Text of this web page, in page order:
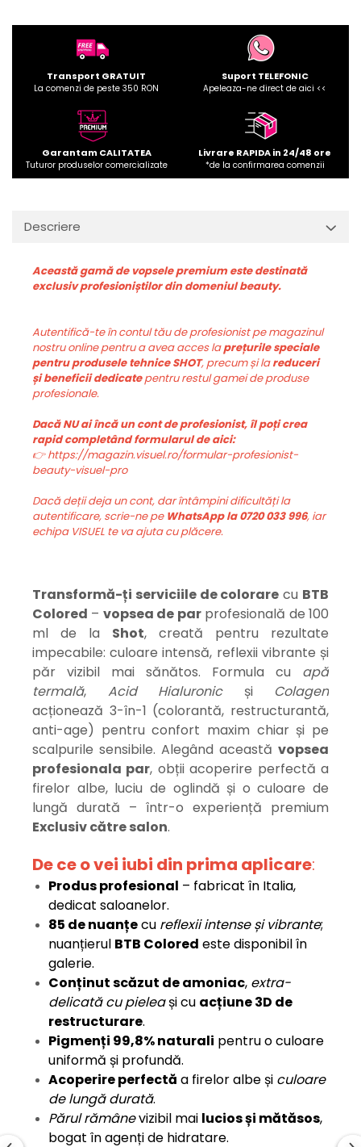
Transport GRATUIT
La comenzi de peste 350 RON
Suport TELEFONIC
Apeleaza-ne direct de aici <<
Garantam CALITATEA
Tuturor produselor comercializate
Livrare RAPIDA in 24/48 ore
*de la confirmarea comenzii
Descriere
Această gamă de vopsele premium este destinată
exclusiv profesioniștilor din domeniul beauty.
Autentifică-te în contul tău de profesionist pe magazinul
nostru online pentru a avea acces laprețurile speciale
pentru produsele tehnice SHOT, precum și lareduceri
și beneficii dedicatepentru restul gamei de produse
profesionale.
Dacă NU ai încă un cont de profesionist, îl poți crea
rapid completând formularul de aici:
👉 https://magazin.visuel.ro/formular-profesionist-
beauty-visuel-pro
Dacă deții deja un cont, dar întâmpini dificultăți la
autentificare, scrie-ne pe WhatsApp la 0720 033 996, iar
echipa VISUEL te va ajuta cu plăcere.
Transformă-ți serviciile de colorare cu BTB
Colored – vopsea de parprofesională de 100
ml de la Shot, creată pentru rezultate
impecabile: culoare intensă, reflexii vibrante și
păr vizibil mai sănătos. Formula cu apă
termală, Acid Hialuronicși Colagen
acționează 3-în-1 (colorantă, restructurantă,
anti-age) pentru confort maxim chiar și pe
scalpurile sensibile. Alegând această vopsea
profesionala par, obții acoperire perfectă a
firelor albe, luciu de oglindă și o culoare de
lungă durată – într-o experiență premium
Exclusiv către salon.
De ce o vei iubi din prima aplicare:
Produs profesional – fabricat în Italia,
dedicat saloanelor.
85 de nuanțecu reflexii intense și vibrante;
nuanțierul BTB Colored este disponibil în
galerie.
Conținut scăzut de amoniac, extra-
delicată cu pieleași cu acțiune 3D de
restructurare.
Pigmenți 99,8% naturali pentru o culoare
uniformă și profundă.
Acoperire perfectă a firelor albe și culoare
de lungă durată.
Părul rămânevizibil mai lucios și mătăsos,
bogat în agenți de hidratare.